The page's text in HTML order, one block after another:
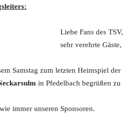
Liebe Fans des TSV,
sehr verehrte Gäste,
Samstag zum letzten Heimspiel der
in Pfedelbach begrüßen zu
immer unseren Sponsoren.